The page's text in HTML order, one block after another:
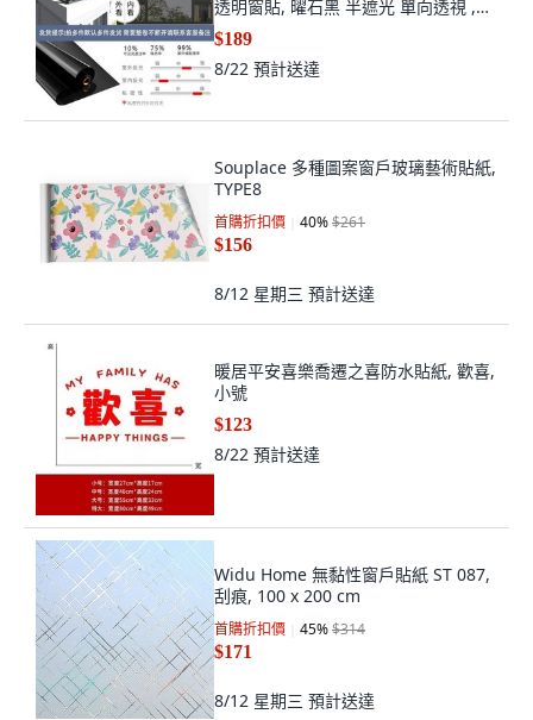
透明窗貼, 曜石黑 半遮光 單向透視 ,寬
0.3米X長2米
$189
8/22 預計送達
Souplace 多種圖案窗戶玻璃藝術貼紙,
TYPE8
首購折扣價 40%$261
$156
8/12 星期三 預計送達
暖居平安喜樂喬遷之喜防水貼紙, 歡喜,
小號
$123
8/22 預計送達
Widu Home 無黏性窗戶貼紙 ST 087,
刮痕, 100 x 200 cm
首購折扣價 45%$314
$171
8/12 星期三 預計送達